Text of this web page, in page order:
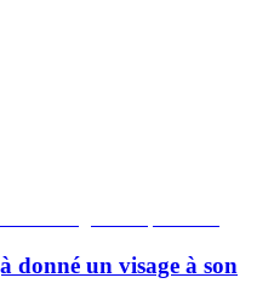
donné un visage à son